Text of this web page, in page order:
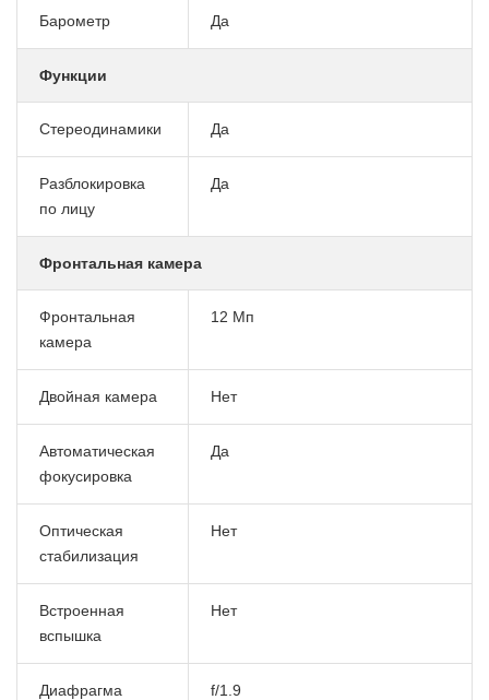
Барометр Да
Функции
Стереодинамики Да
Разблокировка
по лицу
Да
Фронтальная камера
Фронтальная
камера
12 Мп
Двойная камера Нет
Автоматическая
фокусировка
Да
Оптическая
стабилизация
Нет
Встроенная
вспышка
Нет
Диафрагма f/1.9